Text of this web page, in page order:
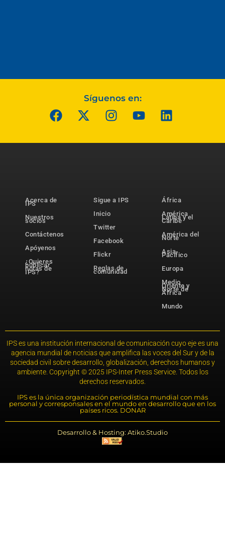
Síguenos en:
Acerca de
IPS
Nuestros
socios
Contáctenos
Apóyenos
¿Quieres
publicar
notas de
IPS?
Sigue a IPS
Inicio
Twitter
Facebook
Flickr
Reglas de
comunidad
África
América
Latina y el
Caribe
América del
Norte
Asia-
Pacífico
Europa
Medio
Oriente y
Norte de
África
Mundo
IPS es una institución internacional de comunicación cuyo eje es una
agencia mundial de noticias que amplifica las voces del Sur y de la
sociedad civil sobre desarrollo, globalización, derechos humanos y
ambiente. Copyright © 2025 IPS-Inter Press Service. Todos los
derechos reservados.
IPS es la única organización periodística mundial con más
personal y corresponsales en el mundo en desarrollo que en los
países ricos. DONAR
Desarrollo & Hosting: Atiko.Studio